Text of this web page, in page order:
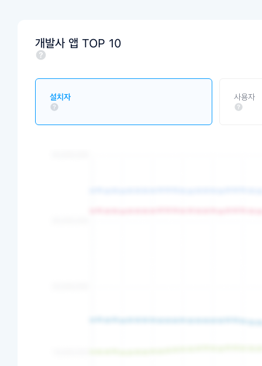
개발사 앱 TOP 10
설치자 사용자